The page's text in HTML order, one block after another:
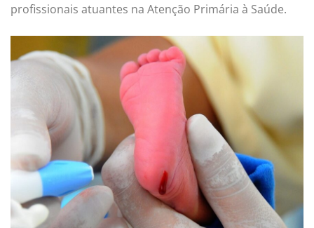
profissionais atuantes na Atenção Primária à Saúde.